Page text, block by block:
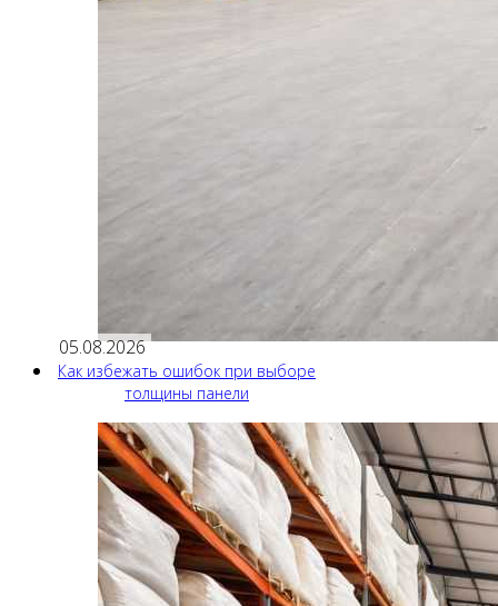
05.08.2026
Как избежать ошибок при выборе
толщины панели